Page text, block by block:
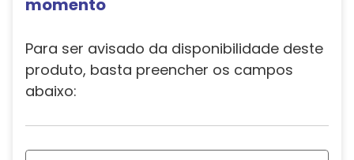
momento
Para ser avisado da disponibilidade deste
produto, basta preencher os campos
abaixo: